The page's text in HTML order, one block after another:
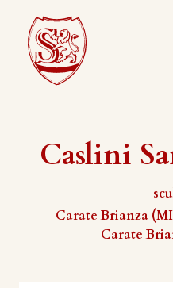
Caslini
Carate Brianza
Carate